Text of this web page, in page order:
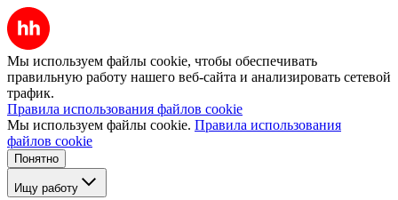
Мы используем файлы cookie, чтобы обеспечивать
правильную работу нашего веб-сайта и анализировать сетевой
трафик.
Правила использования файлов cookie
Мы используем файлы cookie. Правила использования
файлов cookie
Понятно
Ищу работу